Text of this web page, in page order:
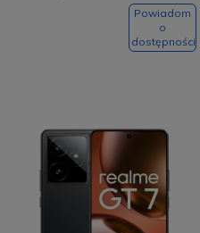
Powiadom
o
dostępności